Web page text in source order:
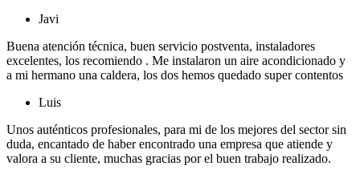
Javi
Buena atención técnica, buen servicio postventa, instaladores
excelentes, los recomiendo . Me instalaron un aire acondicionado y
a mi hermano una caldera, los dos hemos quedado super contentos
Luis
Unos auténticos profesionales, para mi de los mejores del sector sin
duda, encantado de haber encontrado una empresa que atiende y
valora a su cliente, muchas gracias por el buen trabajo realizado.